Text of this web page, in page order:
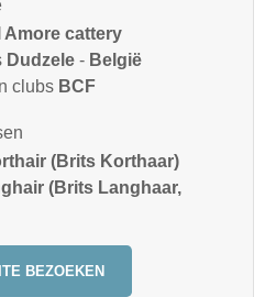
Amore cattery
Dudzele- België
clubs BCF
(Brits Korthaar)
(Brits Langhaar,
BEZOEKEN